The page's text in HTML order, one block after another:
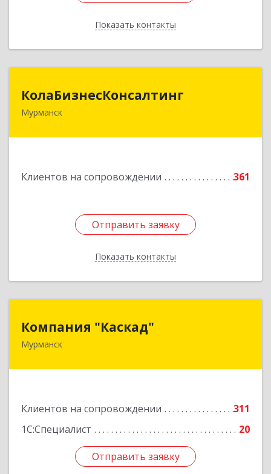
Показать контакты
Назад
КолаБизнесКонсалтинг
Мурманск
Клиентов на сопровождении 361
Отправить заявку
Показать контакты
Отправить заявку
Назад
Компания "Каскад"
Мурманск
Клиентов на сопровождении
311
1С:Специалист
20
Отправить заявку
183038, Мурманская обл, Мурманск г, Бабикова
Отправить заявку